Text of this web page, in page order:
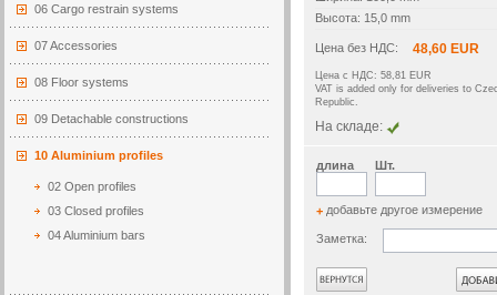
06 Cargo restrain systems
07 Accessories
08 Floor systems
09 Detachable constructions
10 Aluminium profiles
02 Open profiles
03 Closed profiles
04 Aluminium bars
Высота: 15,0 mm
Цена без НДС: 48,60 EUR
Цена с НДС: 58,81 EUR
VAT is added only for deliveries to
Republic.
На складе:
длина Шт.
+ добавьте другое измерение
Заметка:
Назад